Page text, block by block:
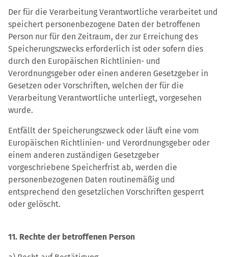
Der für die Verarbeitung Verantwortliche verarbeitet und
speichert personenbezogene Daten der betroffenen
Person nur für den Zeitraum, der zur Erreichung des
Speicherungszwecks erforderlich ist oder sofern dies
durch den Europäischen Richtlinien- und
Verordnungsgeber oder einen anderen Gesetzgeber in
Gesetzen oder Vorschriften, welchen der für die
Verarbeitung Verantwortliche unterliegt, vorgesehen
wurde.
Entfällt der Speicherungszweck oder läuft eine vom
Europäischen Richtlinien- und Verordnungsgeber oder
einem anderen zuständigen Gesetzgeber
vorgeschriebene Speicherfrist ab, werden die
personenbezogenen Daten routinemäßig und
entsprechend den gesetzlichen Vorschriften gesperrt
oder gelöscht.
11. Rechte der betroffenen Person